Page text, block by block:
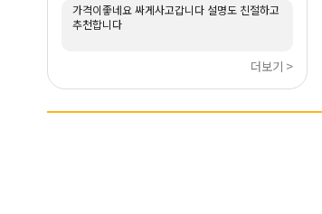
가격이좋네요 싸게사고갑니다 설명도 친절하고
추천합니다
더보기 >